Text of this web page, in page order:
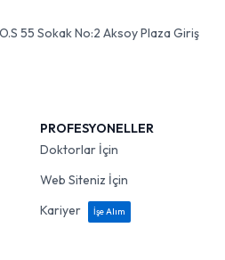
55 Sokak No:2 Aksoy Plaza Giriş
PROFESYONELLER
Doktorlar İçin
Web Siteniz İçin
Kariyer
İşe Alım